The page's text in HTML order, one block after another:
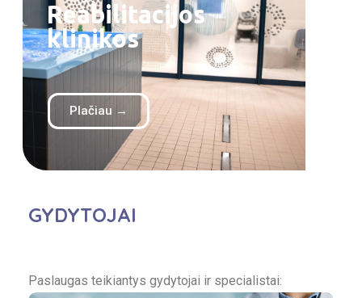
Reabilitacijos
klinikos
Plačiau →
GYDYTOJAI
Paslaugas teikiantys gydytojai ir specialistai: